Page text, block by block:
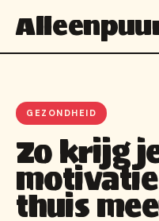
GEZONDHEID
Zo krijg
thuis